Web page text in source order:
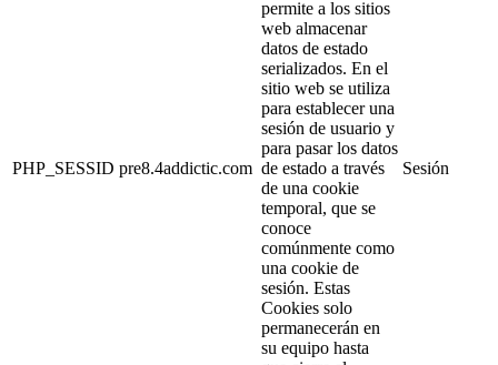
PHP_SESSID pre8.4addictic.com
permite a los sitios
web almacenar
datos de estado
serializados. En el
sitio web se utiliza
para establecer una
sesión de usuario y
para pasar los datos
de estado a través
de una cookie
temporal, que se
conoce
comúnmente como
una cookie de
sesión. Estas
Cookies solo
permanecerán en
su equipo hasta
Sesión